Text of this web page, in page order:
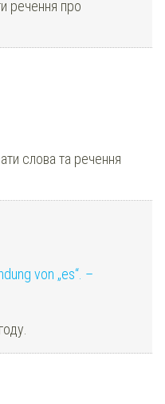
речення про
слова та речення
von „es“. –